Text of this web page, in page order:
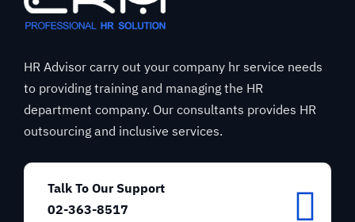
HR Advisor carry out your company hr service needs
to providing training and managing the HR
department company. Our consultants provides HR
outsourcing and inclusive services.
Talk To Our Support
02-363-8517